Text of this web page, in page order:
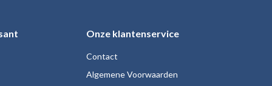
Onze klantenservice
Contact
Algemene Voorwaarden